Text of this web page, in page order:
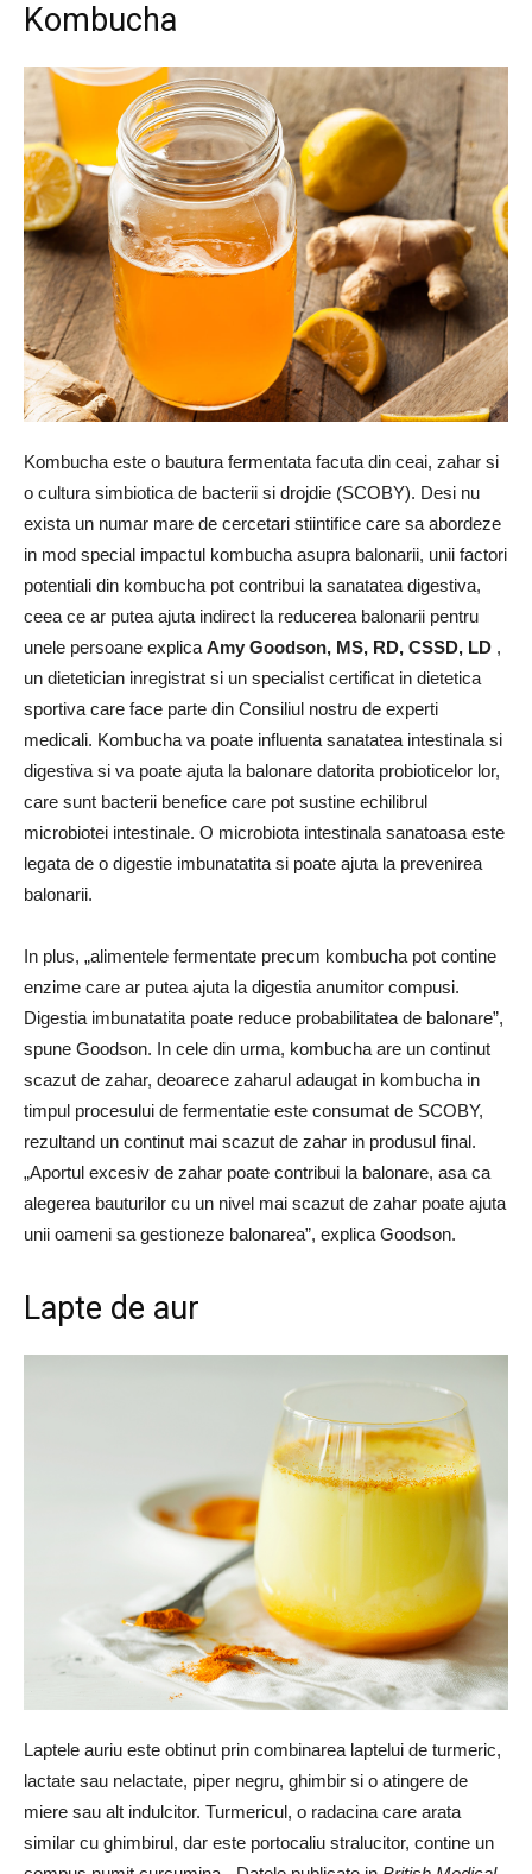
Kombucha
Kombucha este o bautura fermentata facuta din ceai, zahar si
o cultura simbiotica de bacterii si drojdie (SCOBY). Desi nu
exista un numar mare de cercetari stiintifice care sa abordeze
in mod special impactul kombucha asupra balonarii, unii factori
potentiali din kombucha pot contribui la sanatatea digestiva,
ceea ce ar putea ajuta indirect la reducerea balonarii pentru
unele persoane explica Amy Goodson, MS, RD, CSSD, LD ,
un dietetician inregistrat si un specialist certificat in dietetica
sportiva care face parte din Consiliul nostru de experti
medicali. Kombucha va poate influenta sanatatea intestinala si
digestiva si va poate ajuta la balonare datorita probioticelor lor,
care sunt bacterii benefice care pot sustine echilibrul
microbiotei intestinale. O microbiota intestinala sanatoasa este
legata de o digestie imbunatatita si poate ajuta la prevenirea
balonarii.
In plus, „alimentele fermentate precum kombucha pot contine
enzime care ar putea ajuta la digestia anumitor compusi.
Digestia imbunatatita poate reduce probabilitatea de balonare”,
spune Goodson. In cele din urma, kombucha are un continut
scazut de zahar, deoarece zaharul adaugat in kombucha in
timpul procesului de fermentatie este consumat de SCOBY,
rezultand un continut mai scazut de zahar in produsul final.
„Aportul excesiv de zahar poate contribui la balonare, asa ca
alegerea bauturilor cu un nivel mai scazut de zahar poate ajuta
unii oameni sa gestioneze balonarea”, explica Goodson.
Lapte de aur
Laptele auriu este obtinut prin combinarea laptelui de turmeric,
lactate sau nelactate, piper negru, ghimbir si o atingere de
miere sau alt indulcitor. Turmericul, o radacina care arata
similar cu ghimbirul, dar este portocaliu stralucitor, contine un